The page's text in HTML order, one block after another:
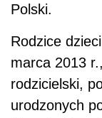
Polski.
Rodzice
marca 2013
rodzicielski,
urodzonych